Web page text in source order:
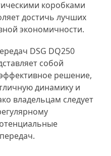
коробками
достичь лучших
экономичности.
DSG DQ250
собой
решение,
динамику и
владельцам следует